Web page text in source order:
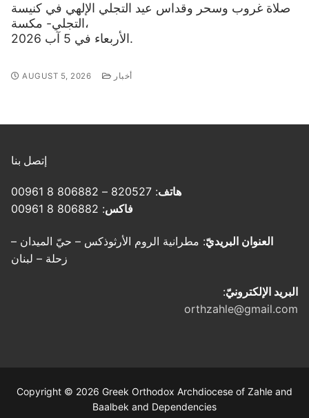
صلاة غروب وسحر وقداس عيد التجلي الإلهي في كنيسة
التجلي- مكسة،
الأربعاء في 5 آب 2026.
AUGUST 5, 2026 أخبار
إتصل بنا
هاتف: 820527 – 806882 8 00961
فاكس: 806882 8 00961
العنوان البريديّ: مطرانية الروم الأرثوذكس – حيّ الميدان –
زحلة – لبنان
البريد الإلكترونيّ:
orthzahle@gmail.com
Copyright © 2026 Greek Orthodox Archdiocese of Zahle and
Baalbek and Dependencies